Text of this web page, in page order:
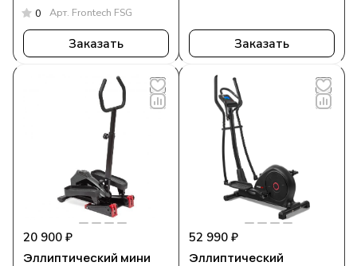
0 Арт. Frontech FSG
Заказать Заказать
20 900 ₽
Эллиптический мини
52 990 ₽
Эллиптический